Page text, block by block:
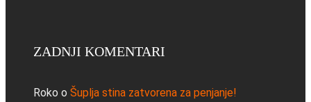
ZADNJI KOMENTARI
Roko o Šuplja stina zatvorena za penjanje!